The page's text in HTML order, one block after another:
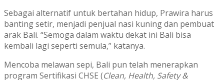
Sebagai alternatif untuk bertahan hidup, Prawira harus
banting setir, menjadi penjual nasi kuning dan pembuat
arak Bali. “Semoga dalam waktu dekat ini Bali bisa
kembali lagi seperti semula,” katanya.
Mencoba melawan sepi, Bali pun telah menerapkan
program Sertifikasi CHSE (Clean, Health, Safety &